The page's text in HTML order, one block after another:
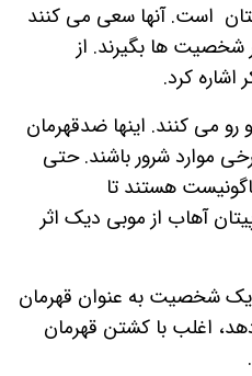
است. آنها سعی می کنند
شخصیت ها بگیرند. از
کرد.
می کنند. اینها ضدقهرمان
موارد شرور باشند. حتی
هستند تا
آهاب از موبی دیک اثر
یک شخصیت به عنوان قهرمان
اغلب با کشتن قهرمان